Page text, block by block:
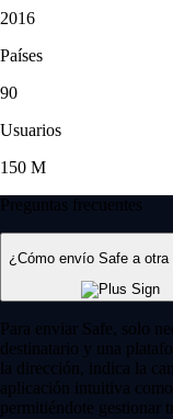
2016
Países
90
Usuarios
150 M
Preguntas frecuentes
¿Cómo envío Safe a otra
Para enviar Safe, solo
destinatario y una
la dirección, indica la
aplicación intuitiva
permitiéndote gestionar